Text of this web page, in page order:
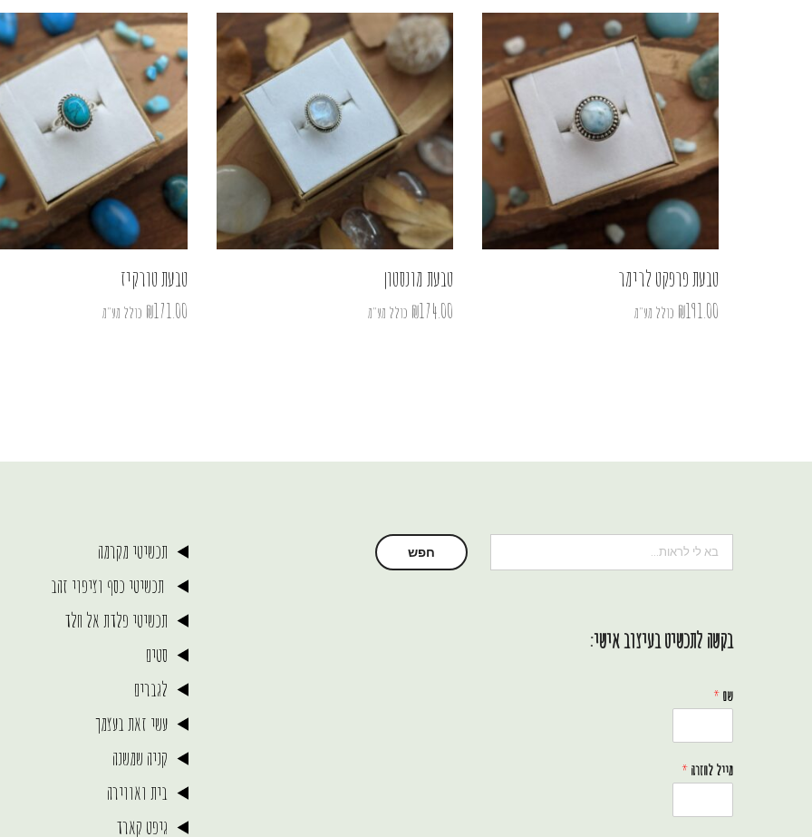
טבעת פרפקט לרימר
₪191.00 כולל מע"מ
טבעת מונסטון
₪174.00 כולל מע"מ
טבעת טורקיז
₪171.00 כולל מע"מ
חיפוש חפש
בקשה לתכשיט בעיצוב אישי:
שם *
מייל לחזרה *
תכשיטי מקרמה
תכשיטי כסף וציפוי זהב
תכשיטי פלדת אל חלד
סטים
לגברים
עשי זאת בעצמך
קניה שמשנה
בית ואווירה
גיפט קארד